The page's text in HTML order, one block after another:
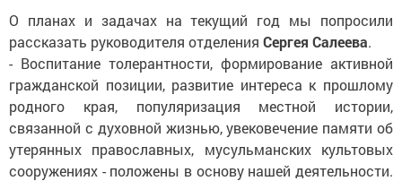
О планах и задачах на текущий год мы попросили
рассказать руководителя отделения Сергея Салеева.
- Воспитание толерантности, формирование активной
гражданской позиции, развитие интереса к прошлому
родного края, популяризация местной истории,
связанной с духовной жизнью, увековечение памяти об
утерянных православных, мусульманских культовых
сооружениях - положены в основу нашей деятельности.